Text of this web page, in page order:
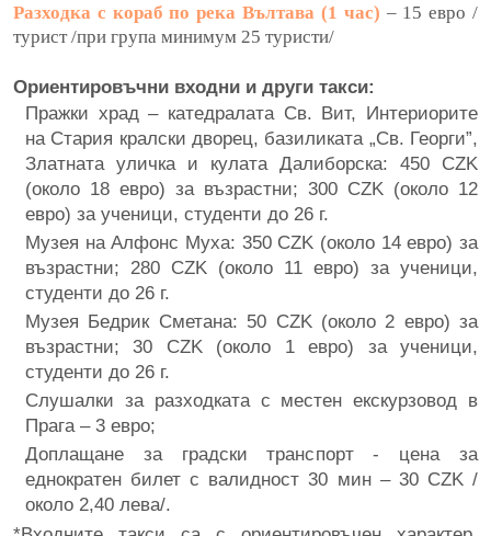
Разходка с кораб по река Вълтава (1 час) – 15 евро /
турист /при група минимум 25 туристи/
Ориентировъчни входни и други такси:
Пражки храд – катедралата Св. Вит, Интериорите
на Стария кралски дворец, базиликата „Св. Георги”,
Златната уличка и кулата Далиборска: 450 CZK
(около 18 евро) за възрастни; 300 CZK (около 12
евро) за ученици, студенти до 26 г.
Музея на Алфонс Муха: 350 CZK (около 14 евро) за
възрастни; 280 CZK (около 11 евро) за ученици,
студенти до 26 г.
Музея Бедрик Сметана: 50 CZK (около 2 евро) за
възрастни; 30 CZK (около 1 евро) за ученици,
студенти до 26 г.
Слушалки за разходката с местен екскурзовод в
Прага – 3 евро;
Доплащане за градски транспорт - цена за
еднократен билет с валидност 30 мин – 30 CZK /
около 2,40 лева/.